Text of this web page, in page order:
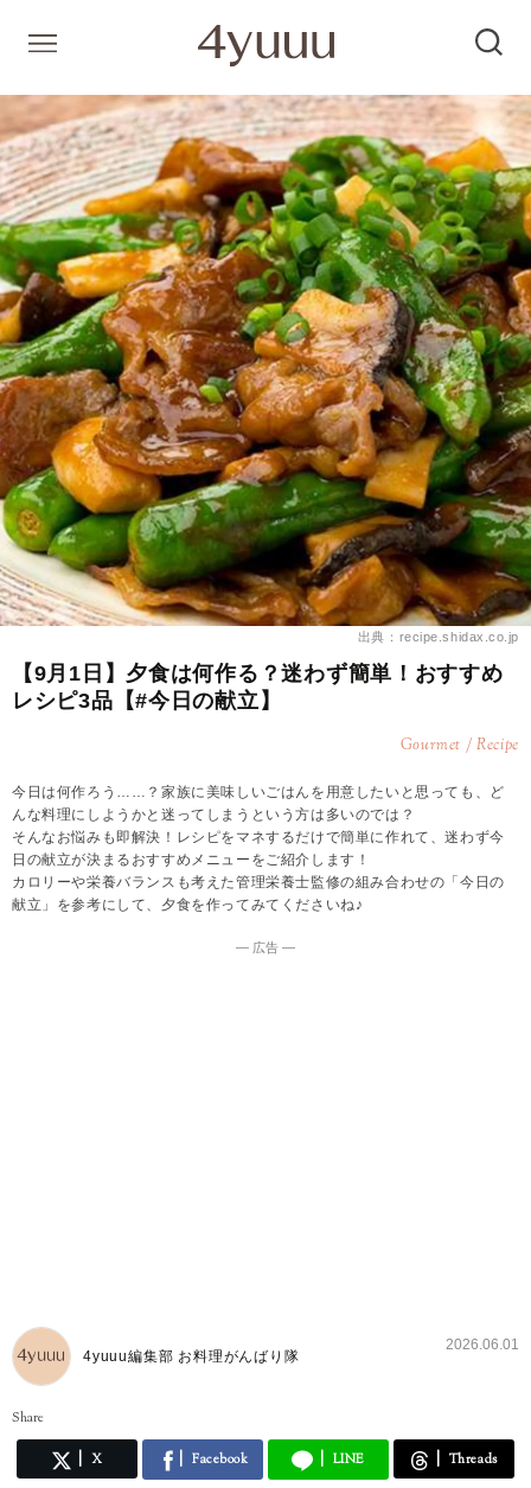
出典：recipe.shidax.co.jp
【9月1日】夕食は何作る？迷わず簡単！おすすめ
レシピ3品【#今日の献立】
Gourmet / Recipe
今日は何作ろう……？家族に美味しいごはんを用意したいと思っても、ど
んな料理にしようかと迷ってしまうという方は多いのでは？
そんなお悩みも即解決！レシピをマネするだけで簡単に作れて、迷わず今
日の献立が決まるおすすめメニューをご紹介します！
カロリーや栄養バランスも考えた管理栄養士監修の組み合わせの「今日の
献立」を参考にして、夕食を作ってみてくださいね♪
― 広告 ―
4yuuu編集部 お料理がんばり隊
2026.06.01
Share
X Facebook LINE Threads